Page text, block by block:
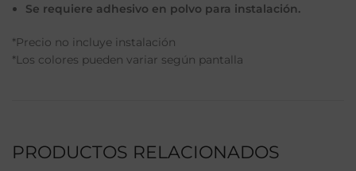
Se requiere adhesivo en polvo para instalación.
*Precio no incluye instalación
*Los colores pueden variar según pantalla
PRODUCTOS RELACIONADOS